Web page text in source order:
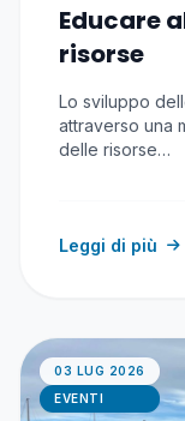
Educare
risorse
Lo sviluppo
attraverso una
delle risorse…
Leggi di più
03 LUG 2026
EVENTI